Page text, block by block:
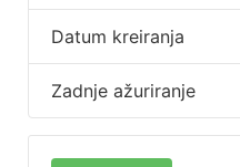
Datum kreiranja
Zadnje ažuriranje